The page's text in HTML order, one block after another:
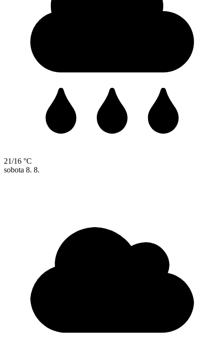
21/16 °C
sobota 8. 8.